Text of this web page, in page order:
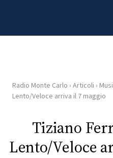
HOME
RADIO
WEB
Radio Monte Carlo › Articoli ›
Lento/Veloce arriva il 7 maggio
Tiziano
Lento/Veloce